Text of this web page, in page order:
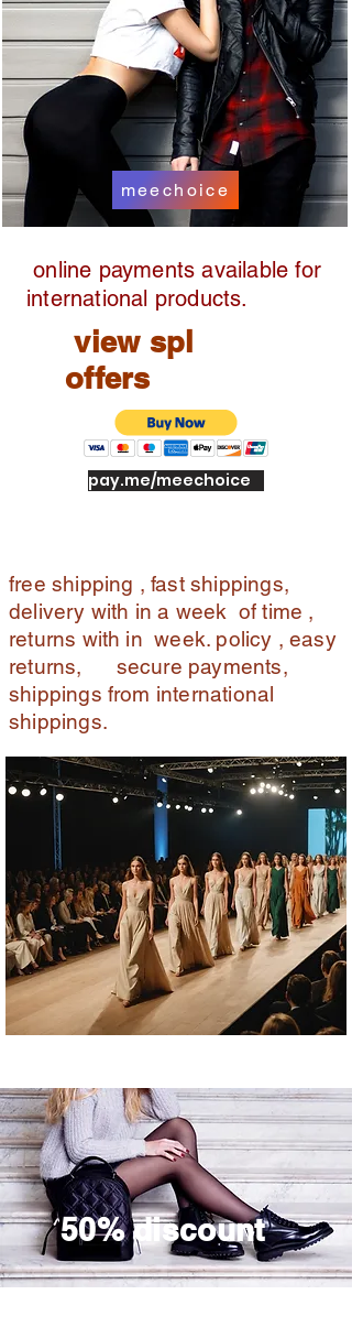
meechoice
online payments available for
international products.
view spl
offers
pay.me/meechoice
free shipping , fast shippings,
delivery with in a week of time ,
returns with in week. policy , easy
returns, secure payments,
shippings from international
shippings.
50% discount